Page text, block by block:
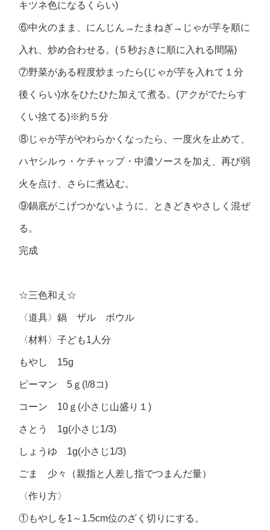
キツネ色になるくらい)
⑥中火のまま、にんじん→たまねぎ→じゃが芋を順に
入れ、炒め合わせる。(５秒おきに順に入れる間隔)
⑦野菜がある程度炒まったら(じゃが芋を入れて１分
後くらい)水をひたひた加えて煮る。(アクがでたらす
くい捨てる)※約５分
⑧じゃが芋がやわらかくなったら、一度火を止めて、
ハヤシルゥ・ケチャップ・中濃ソースを加え、再び弱
火を点け、さらに煮込む。
⑨鍋底がこげつかないように、ときどきやさしく混ぜ
る。
完成
☆三色和え☆
〈道具〉鍋 ザル ボウル
〈材料〉子ども1人分
もやし 15g
ピーマン 5ｇ(!/8コ)
コーン 10ｇ(小さじ山盛り１)
さとう 1g(小さじ1/3)
しょうゆ 1g(小さじ1/3)
ごま 少々（親指と人差し指でつまんだ量）
〈作り方〉
①もやしを1～1.5cm位のざく切りにする。